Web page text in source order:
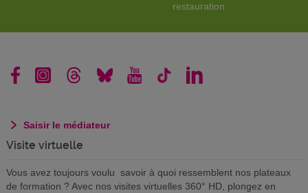
restauration
Saisir le médiateur
Visite virtuelle
Vous avez toujours voulu savoir à quoi ressemblent nos plateaux
de formation ? Avec nos visites virtuelles 360° HD, plongez en